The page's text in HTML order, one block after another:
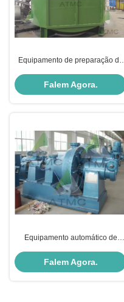
Equipamento de preparação de
tipo D
Falem Agora.
Equipamento automático de
de algodão linho Claflin
Falem Agora.